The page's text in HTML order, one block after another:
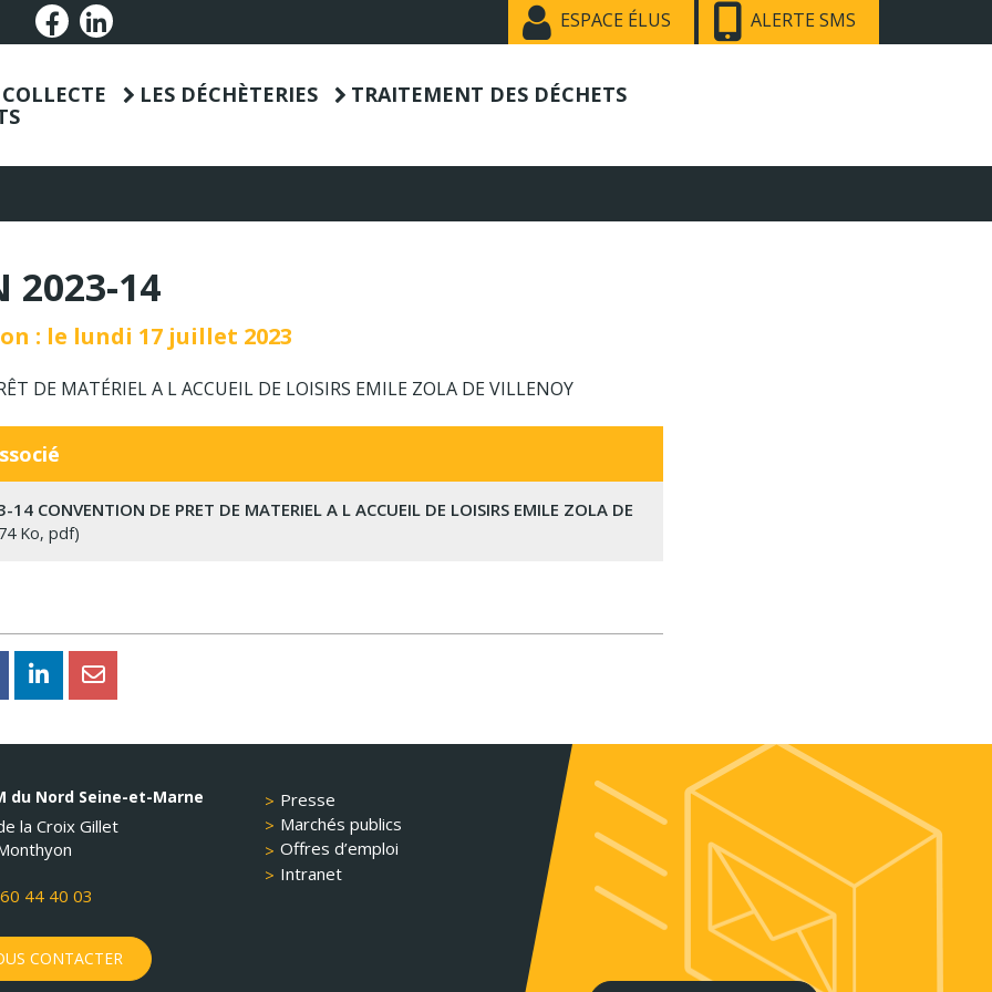
Lien vers le compte Facebook
Lien vers le compte Linkedin
ESPACE ÉLUS ALERTE SMS
LES DÉCHÈTERIES
TRAITEMENT DES DÉCHETS
2023-14
: le lundi 17 juillet 2023
DE MATÉRIEL A L ACCUEIL DE LOISIRS EMILE ZOLA DE VILLENOY
14 CONVENTION DE PRET DE MATERIEL A L ACCUEIL DE LOISIRS EMILE ZOLA DE
Ko, pdf
du Nord Seine-et-Marne
la Croix Gillet
44 40 03
CONTACTER
Presse
Marchés publics
Offres d’emploi
Intranet